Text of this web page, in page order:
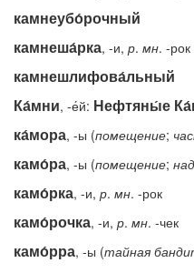
камнеубо́рочный
камнеша́рка, -и, р. мн. -рок
камнешлифова́льный
Ка́мни, -е́й: Нефтяны́е
ка́мора, -ы (помещение;
камо́ра, -ы (помещение;
камо́рка, -и, р. мн. -рок
камо́рочка, -и, р. мн. -чек
камо́рра, -ы (тайная